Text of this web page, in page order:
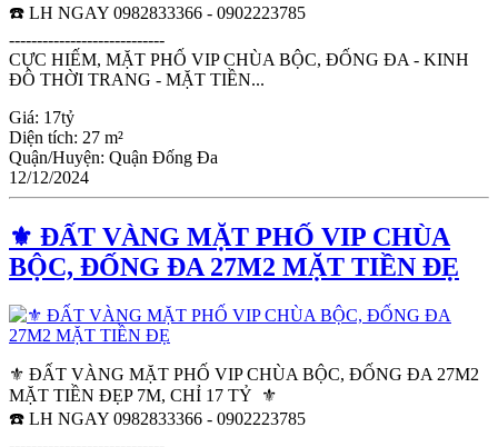
☎️ LH NGAY 0982833366 - 0902223785
----------------------------
CỰC HIẾM, MẶT PHỐ VIP CHÙA BỘC, ĐỐNG ĐA - KINH
ĐÔ THỜI TRANG - MẶT TIỀN...
Giá: 17tỷ
Diện tích: 27 m²
Quận/Huyện: Quận Đống Đa
12/12/2024
⚜️ ĐẤT VÀNG MẶT PHỐ VIP CHÙA
BỘC, ĐỐNG ĐA 27M2 MẶT TIỀN ĐẸ
⚜️ ĐẤT VÀNG MẶT PHỐ VIP CHÙA BỘC, ĐỐNG ĐA 27M2
MẶT TIỀN ĐẸP 7M, CHỈ 17 TỶ ⚜️
☎️ LH NGAY 0982833366 - 0902223785